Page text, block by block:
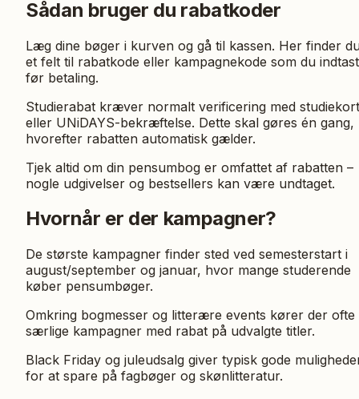
Sådan bruger du rabatkoder
Læg dine bøger i kurven og gå til kassen. Her finder
et felt til rabatkode eller kampagnekode som du
før betaling.
Studierabat kræver normalt verificering med studiekort
eller UNiDAYS-bekræftelse. Dette skal gøres én gang,
hvorefter rabatten automatisk gælder.
Tjek altid om din pensumbog er omfattet af rabatten –
nogle udgivelser og bestsellers kan være undtaget.
Hvornår er der kampagner?
De største kampagner finder sted ved semesterstart i
august/september og januar, hvor mange studerende
køber pensumbøger.
Omkring bogmesser og litterære events kører der ofte
særlige kampagner med rabat på udvalgte titler.
Black Friday og juleudsalg giver typisk gode
for at spare på fagbøger og skønlitteratur.